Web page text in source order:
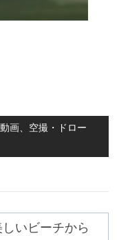
画、 空撮・ドロー
しいビーチから